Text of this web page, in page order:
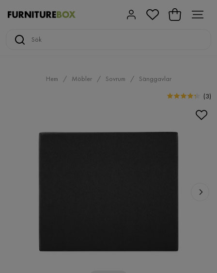
Hem Möbler Sovrum
Sänggavlar
(3)